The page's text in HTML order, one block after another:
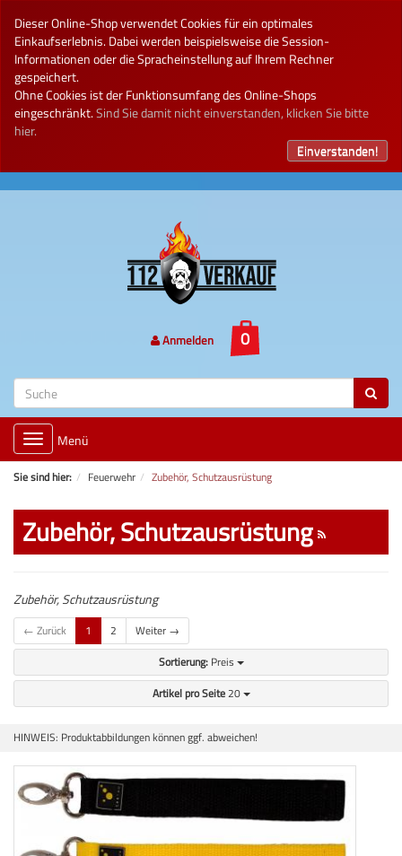
Dieser Online-Shop verwendet Cookies für ein optimales
Einkaufserlebnis. Dabei werden beispielsweise die Session-
Informationen oder die Spracheinstellung auf Ihrem Rechner
gespeichert.
Ohne Cookies ist der Funktionsumfang des Online-Shops
eingeschränkt.Sind Sie damit nicht einverstanden, klicken Sie bitte
hier.
Einverstanden!
Anmelden
Toggle
navigation
Menü
Sie sind hier: Feuerwehr Zubehör, Schutzausrüstung
Zubehör, Schutzausrüstung
Zubehör, Schutzausrüstung
← Zurück 1 2
Weiter →
Sortierung: Preis
Artikel pro Seite20
HINWEIS: Produktabbildungen können ggf. abweichen!